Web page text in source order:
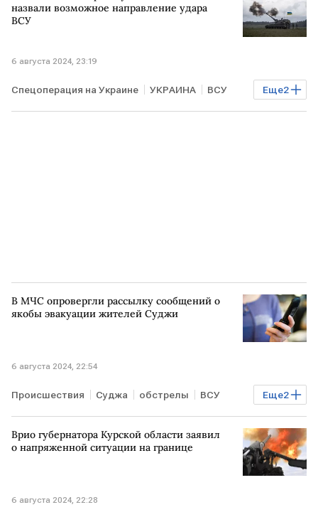
назвали возможное направление удара
ВСУ
6 августа 2024, 23:19
Еще2
Спецоперация на Украине УКРАИНА ВСУ
контрнаступление АТАКА
В МЧС опровергли рассылку сообщений о
якобы эвакуации жителей Суджи
6 августа 2024, 22:54
Еще2
Происшествия Суджа обстрелы ВСУ
рассылка фейки
Врио губернатора Курской области заявил
о напряженной ситуации на границе
6 августа 2024, 22:28